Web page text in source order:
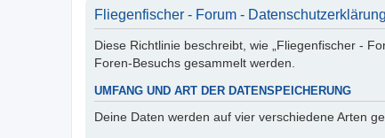
Fliegenfischer - Forum - Datenschutzerklärung
Diese Richtlinie beschreibt, wie „Fliegenfischer -
Foren-Besuchs gesammelt werden.
UMFANG UND ART DER DATENSPEICHERUNG
Deine Daten werden auf vier verschiedene Arten